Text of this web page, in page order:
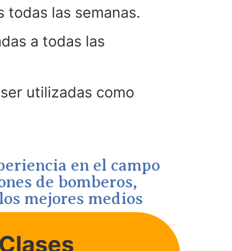
todas las semanas.
a todas las
utilizadas como
en el campo
de bomberos,
mejores medios
Clases